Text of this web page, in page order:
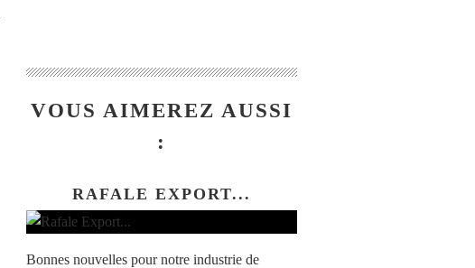
VOUS AIMEREZ AUSSI
:
RAFALE EXPORT...
Bonnes nouvelles pour notre industrie de